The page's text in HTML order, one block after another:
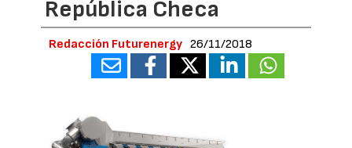
República Checa
Redacción Futurenergy 26/11/2018